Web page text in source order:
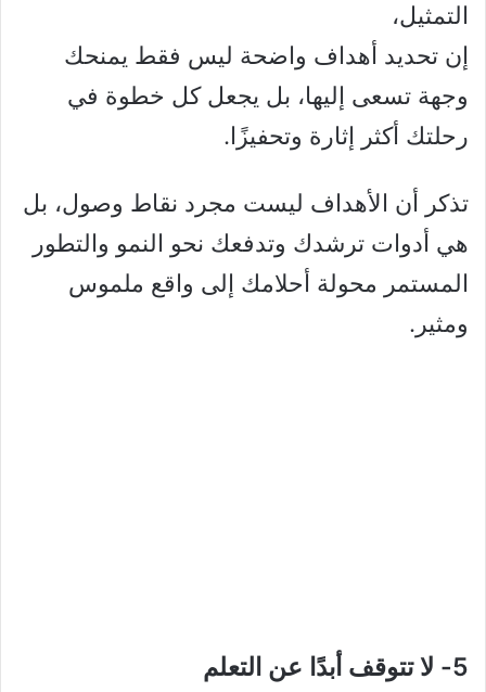
التمثيل،
إن تحديد أهداف واضحة ليس فقط يمنحك
وجهة تسعى إليها، بل يجعل كل خطوة في
رحلتك أكثر إثارة وتحفيزًا.
تذكر أن الأهداف ليست مجرد نقاط وصول، بل
هي أدوات ترشدك وتدفعك نحو النمو والتطور
المستمر محولة أحلامك إلى واقع ملموس
ومثير.
5- لا تتوقف أبدًا عن التعلم